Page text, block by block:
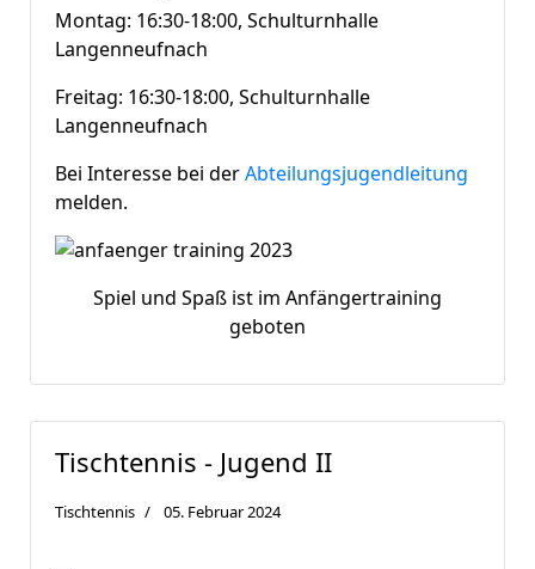
Montag: 16:30-18:00, Schulturnhalle
Langenneufnach
Freitag: 16:30-18:00, Schulturnhalle
Langenneufnach
Bei Interesse bei derAbteilungsjugendleitung
melden.
Spiel und Spaß ist im Anfängertraining
geboten
Tischtennis - Jugend II
Tischtennis 05. Februar 2024